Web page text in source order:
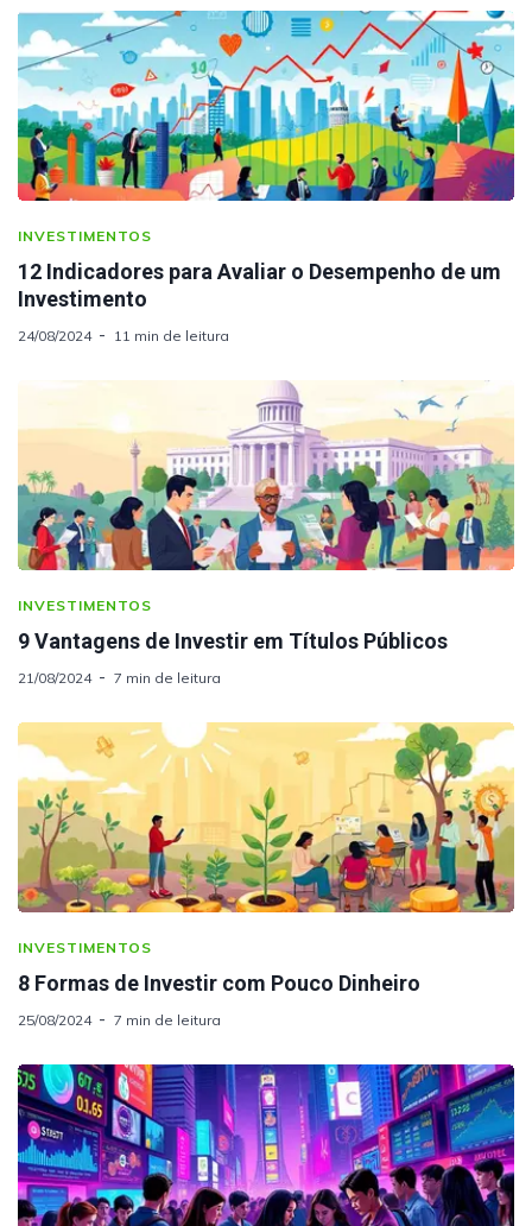
INVESTIMENTOS
12 Indicadores para Avaliar o Desempenho de um
Investimento
24/08/2024 11 min de leitura
INVESTIMENTOS
9 Vantagens de Investir em Títulos Públicos
21/08/2024 7 min de leitura
INVESTIMENTOS
8 Formas de Investir com Pouco Dinheiro
25/08/2024 7 min de leitura